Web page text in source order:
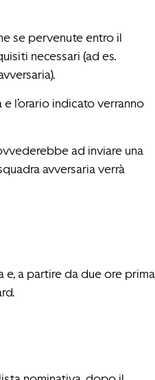
se pervenute entro il
necessari (ad es.
l’orario indicato verranno
ad inviare una
avversaria verrà
a partire da due ore prima